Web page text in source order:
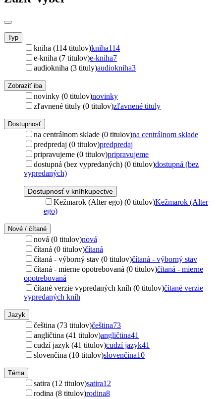
Typ
kniha (114 titulov)kniha114
e-kniha (7 titulov)e-kniha7
audiokniha (3 tituly)audiokniha3
Zobraziť iba
novinky (0 titulov)novinky
zľavnené tituly (0 titulov)zľavnené tituly
Dostupnosť
na centrálnom sklade (0 titulov)na centrálnom sklade
predpredaj (0 titulov)predpredaj
pripravujeme (0 titulov)pripravujeme
dostupná (bez vypredaných) (0 titulov)dostupná (bez
vypredaných)
Dostupnosť v kníhkupectve
Kežmarok (Alter ego) (0 titulov)Kežmarok (Alter
ego)
Nové / čítané
nová (0 titulov)nová
čítaná (0 titulov)čítaná
čítaná - výborný stav (0 titulov)čítaná - výborný stav
čítaná - mierne opotrebovaná (0 titulov)čítaná - mierne
opotrebovaná
čítané verzie vypredaných kníh (0 titulov)čítané verzie
vypredaných kníh
Jazyk
čeština (73 titulov)čeština73
angličtina (41 titulov)angličtina41
cudzí jazyk (41 titulov)cudzí jazyk41
slovenčina (10 titulov)slovenčina10
Téma
satira (12 titulov)satira12
rodina (8 titulov)rodina8